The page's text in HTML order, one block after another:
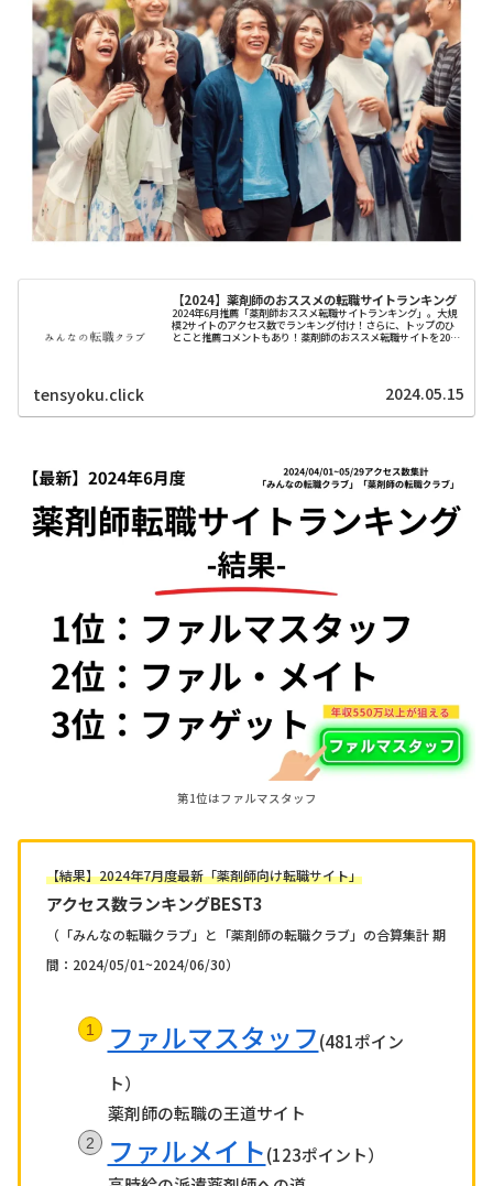
【2024】薬剤師のおススメの転職サイトランキング
2024年6月推薦「薬剤師おススメ転職サイトランキング」。大規
模2サイトのアクセス数でランキング付け！さらに、トップのひ
とこと推薦コメントもあり！薬剤師のおススメ転職サイトを2024
tensyoku.click 2024.05.15
第1位はファルマスタッフ
【結果】2024年7月度最新「薬剤師向け転職サイト」
アクセス数ランキングBEST3
（「みんなの転職クラブ」 と 「薬剤師の転職クラブ」の合算集計 期
間：2024/05/01~2024/06/30）
ファルマスタッフ(481ポイン
ト）
薬剤師の転職の王道サイト
ファルメイト(123ポイント）